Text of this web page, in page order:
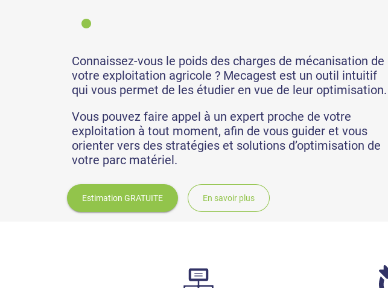
Connaissez-vous le poids des charges de mécanisation de
votre exploitation agricole ? Mecagest est un outil intuitif
qui vous permet de les étudier en vue de leur optimisation.
Vous pouvez faire appel à un expert proche de votre
exploitation à tout moment, afin de vous guider et vous
orienter vers des stratégies et solutions d’optimisation de
votre parc matériel.
Estimation GRATUITE En savoir plus